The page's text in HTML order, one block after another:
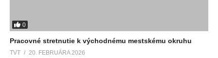
0
Pracovné stretnutie k východnému mestskému okruhu
TVT 20. FEBRUÁRA 2026